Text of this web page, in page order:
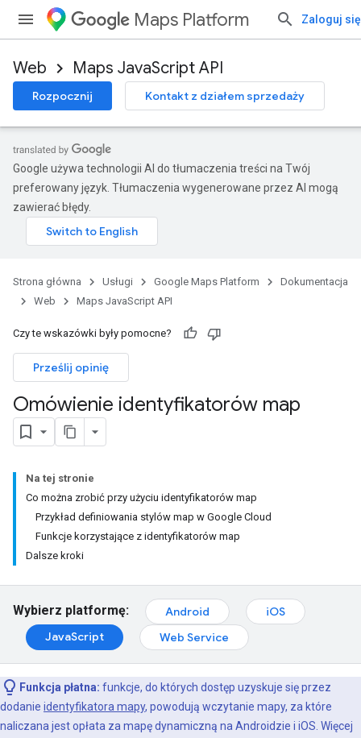
Maps Platform Zaloguj się
Web Maps JavaScript API
Rozpocznij Kontakt z działem sprzedaży
Google używa technologii AI do tłumaczenia treści na Twój
preferowany język. Tłumaczenia wygenerowane przez AI mogą
zawierać błędy.
Strona główna Usługi Google Maps Platform
Dokumentacja
Web
Maps JavaScript API
Czy te wskazówki były pomocne?
Prześlij opinię
Omówienie identyfikatorów map
Na tej stronie
Co można zrobić przy użyciu identyfikatorów map
Przykład definiowania stylów map w Google Cloud
Funkcje korzystające z identyfikatorów map
Dalsze kroki
Wybierz platformę: Android
iOS
JavaScript
Web Service
Funkcja płatna: funkcje, do których dostęp uzyskuje się przez
dodanie identyfikatora mapy, powodują wczytanie mapy, za które
naliczana jest opłata za mapę dynamiczną na Androidzie i iOS. Więcej